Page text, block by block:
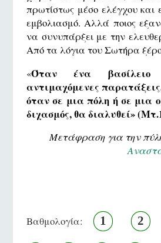
πρωτίστως μέσο ελέγχου
εμβολιασμό. Αλλά ποιος
να συνυπάρξει με την
Από τα λόγια του Σωτήρα
«Όταν ένα βασίλειο
αντιμαχόμενες
όταν σε μια πόλη ή σε μια
διχασμός, θα διαλυθεί»
Μετάφραση για την
Βαθμολογία: 1 2